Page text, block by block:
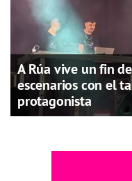
A Rúa vive un fin
escenarios con el
protagonista